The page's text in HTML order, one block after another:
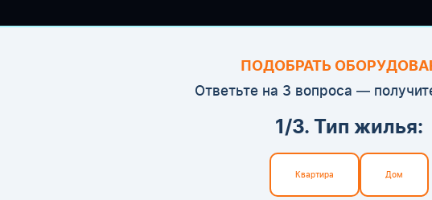
ПОДОБРАТЬ
Ответьте на 3 вопроса —
1/3. Тип жилья:
Квартира Дом